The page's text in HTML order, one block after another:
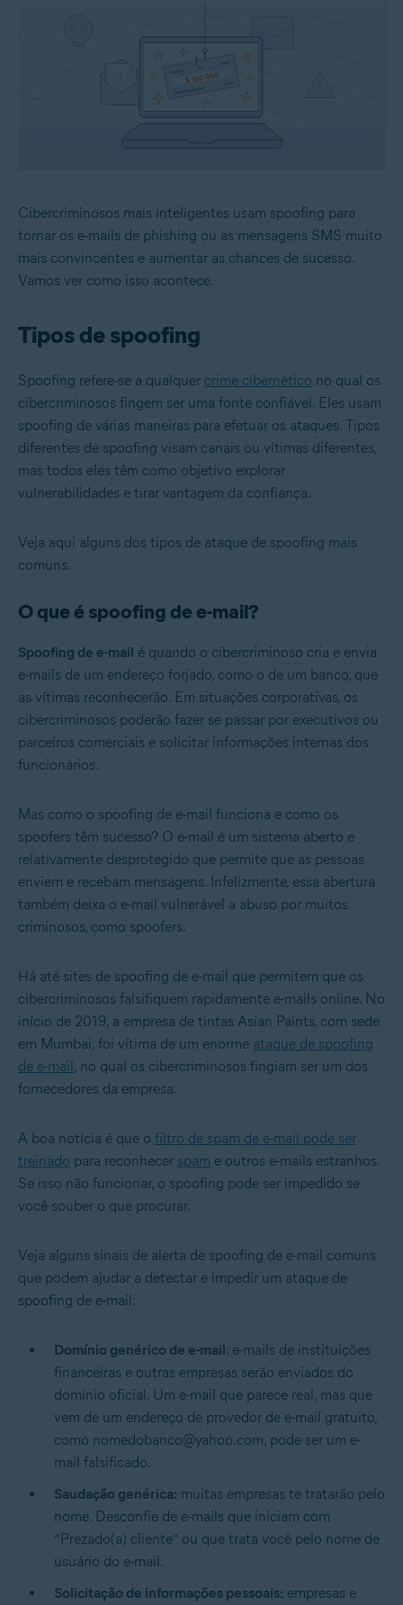
Cibercriminosos mais inteligentes usam spoofing para
tornar os e-mails de phishing ou as mensagens SMS muito
mais convincentes e aumentar as chances de sucesso.
Vamos ver como isso acontece.
Tipos de spoofing
Spoofing refere-se a qualquer crime cibernético no qual os
cibercriminosos fingem ser uma fonte confiável. Eles usam
spoofing de várias maneiras para efetuar os ataques. Tipos
diferentes de spoofing visam canais ou vítimas diferentes,
mas todos eles têm como objetivo explorar
vulnerabilidades e tirar vantagem da confiança.
Veja aqui alguns dos tipos de ataque de spoofing mais
comuns.
O que é spoofing de e-mail?
Spoofing de e-mail é quando o cibercriminoso cria e envia
e-mails de um endereço forjado, como o de um banco, que
as vítimas reconhecerão. Em situações corporativas, os
cibercriminosos poderão fazer se passar por executivos ou
parceiros comerciais e solicitar informações internas dos
funcionários.
Mas como o spoofing de e-mail funciona e como os
spoofers têm sucesso? O e-mail é um sistema aberto e
relativamente desprotegido que permite que as pessoas
enviem e recebam mensagens. Infelizmente, essa abertura
também deixa o e-mail vulnerável a abuso por muitos
criminosos, como spoofers.
Há até sites de spoofing de e-mail que permitem que os
cibercriminosos falsifiquem rapidamente e-mails online. No
início de 2019, a empresa de tintas Asian Paints, com sede
em Mumbai, foi vítima de um enorme ataque de spoofing
de e-mail , no qual os cibercriminosos fingiam ser um dos
fornecedores da empresa.
A boa notícia é que o filtro de spam de e-mail pode ser
treinado para reconhecer spam e outros e-mails estranhos.
Se isso não funcionar, o spoofing pode ser impedido se
você souber o que procurar.
Veja alguns sinais de alerta de spoofing de e-mail comuns
que podem ajudar a detectar e impedir um ataque de
spoofing de e-mail:
Domínio genérico de e-mail: e-mails de instituições
financeiras e outras empresas serão enviados do
domínio oficial. Um e-mail que parece real, mas que
vem de um endereço de provedor de e-mail gratuito,
como nomedobanco@yahoo.com, pode ser um e-
mail falsificado.
Saudação genérica: muitas empresas te tratarão pelo
nome. Desconfie de e-mails que iniciam com
“Prezado(a) cliente” ou que trata você pelo nome de
usuário do e-mail.
Solicitação de informações pessoais: empresas e